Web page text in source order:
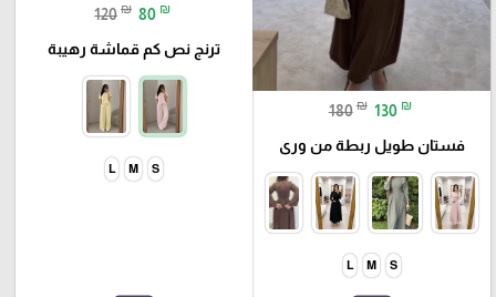
180 ₪ 130 ₪
فستان طويل ربطة من ورى
S
M
L
120 ₪ 80 ₪
ترنج نص كم قماشة رهيبة
S
M
L